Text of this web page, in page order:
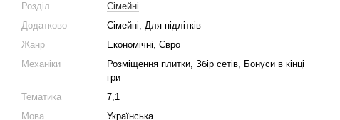
Розділ
Cімейні
Додатково
Сімейні, Для підлітків
Жанр
Економічні, Євро
Механіки
Розміщення плитки, Збір сетів, Бонуси в кінці
гри
Тематика
7,1
Мова
Українська